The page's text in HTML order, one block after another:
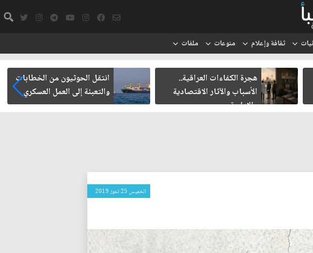
ثقافة وإعلام منوعات ملفات
هجرة الكفاءات العراقية..
الأسباب والآثار الاقتصادية
والإدارية
انتقل الحوثيون من الخطابات
والتعبئة إلى العمل العسكري
الخميس 25 تموز 2019